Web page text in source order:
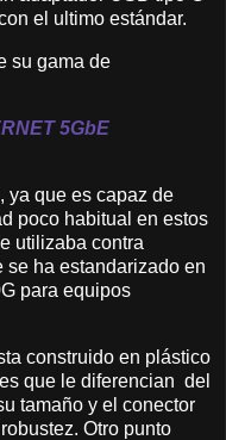
el ultimo estándar.
su gama de
5GbE
ya que es capaz de
poco habitual en estos
utilizaba contra
se ha estandarizado en
para equipos
construido en plástico
que le diferencian del
tamaño y el conector
Otro punto